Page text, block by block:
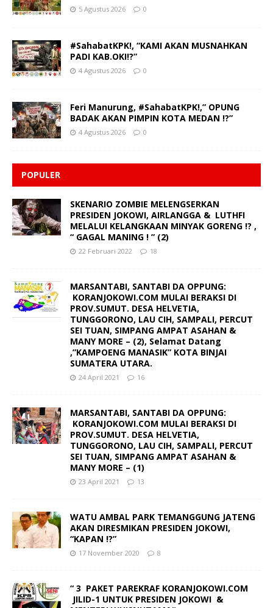
5 Agustus 2026 0
#SahabatKPK!, “KAMI AKAN MUSNAHKAN
PADI KAB.OKI!?”
4 Agustus 2026 0
Feri Manurung, #SahabatKPK!,” OPUNG
BADAK AKAN PIMPIN KOTA MEDAN !?”
4 Agustus 2026 0
POPULER
SKENARIO ZOMBIE MELENGSERKAN
PRESIDEN JOKOWI, AIRLANGGA & LUTHFI
MELALUI KELANGKAAN MINYAK GORENG !? ,
“ GAGAL MANING ! ” (2)
22 Februari 2022 18
MARSANTABI, SANTABI DA OPPUNG:
KORANJOKOWI.COM MULAI BERAKSI DI
PROV.SUMUT. DESA HELVETIA,
TUNGGORONO, LAU CIH, SAMPALI, PERCUT
SEI TUAN, SIMPANG AMPAT ASAHAN &
MANY MORE – (2), Selamat Datang
,”KAMPOENG MANASIK” KOTA BINJAI
SUMATERA UTARA.
24 April 2021 16
MARSANTABI, SANTABI DA OPPUNG:
KORANJOKOWI.COM MULAI BERAKSI DI
PROV.SUMUT. DESA HELVETIA,
TUNGGORONO, LAU CIH, SAMPALI, PERCUT
SEI TUAN, SIMPANG AMPAT ASAHAN &
MANY MORE – (1)
23 April 2021 13
WATU AMBAL PARK TEMANGGUNG JATENG
AKAN DIRESMIKAN PRESIDEN JOKOWI,
“KAPAN !?”
17 November 2020 8
“ 3 PAKET PAREKRAF KORANJOKOWI.COM
JILID-1 UNTUK PRESIDEN JOKOWI &